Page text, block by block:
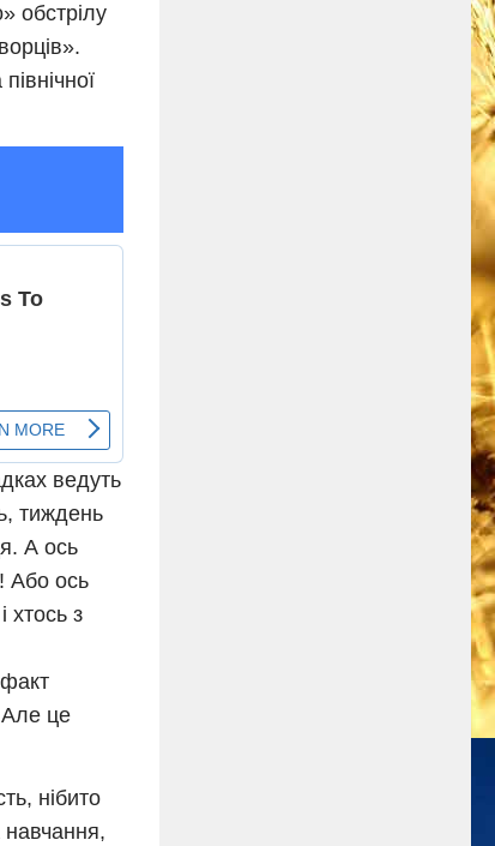
обстрілу
ведуть
тиждень
А ось
Або ось
хтось з
це
нібито
навчання,